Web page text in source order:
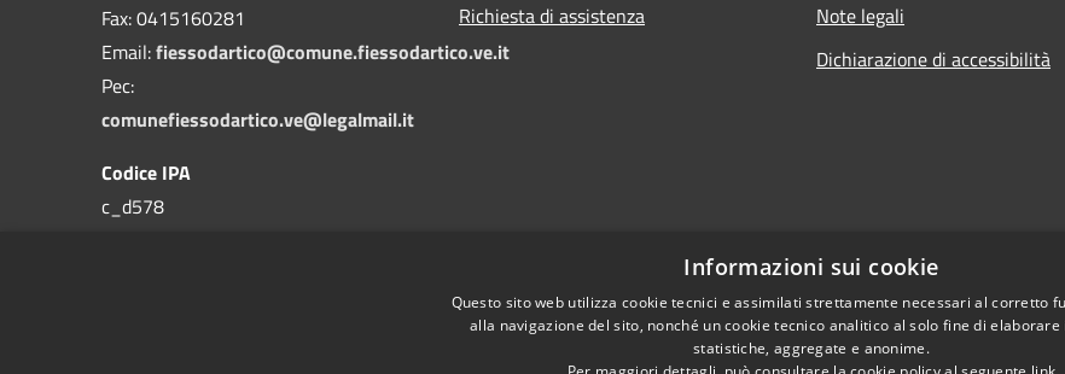
Fax:0415160281
Email:fiessodartico@comune.fiessodartico.ve.it
Pec:
comunefiessodartico.ve@legalmail.it
Codice IPA
c_d578
Richiesta di assistenza
Note legali
Dichiarazione di accessibilità
Informazioni sui cookie
Questo sito web utilizza cookie tecnici e assimilati strettamente necessari al corretto
alla navigazione del sito, nonché un cookie tecnico analitico al solo fine di
statistiche, aggregate e anonime.